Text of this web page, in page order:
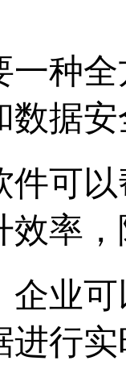
一种
数据
件可
效率
企业
进行